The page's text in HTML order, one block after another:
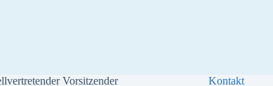
Vorsitzender Kontakt